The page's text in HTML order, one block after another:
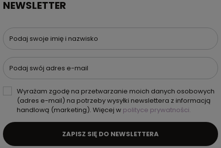
NEWSLETTER
Podaj swoje imię i nazwisko
Podaj swój adres e-mail
Wyrażam zgodę na przetwarzanie moich danych osobowych
(adres e-mail) na potrzeby wysyłki newslettera z informacją
handlową (marketing). Więcej w polityce prywatności.
ZAPISZ SIĘ DO NEWSLETTERA